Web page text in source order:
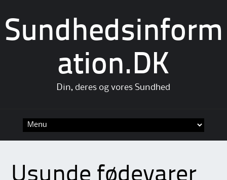
Sundhedsinform
ation.DK
Din, deres og vores Sundhed